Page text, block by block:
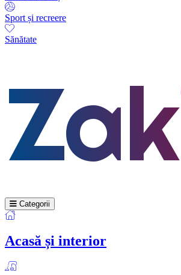
Sport și recreere
Sănătate
Categorii
Acasă și interior